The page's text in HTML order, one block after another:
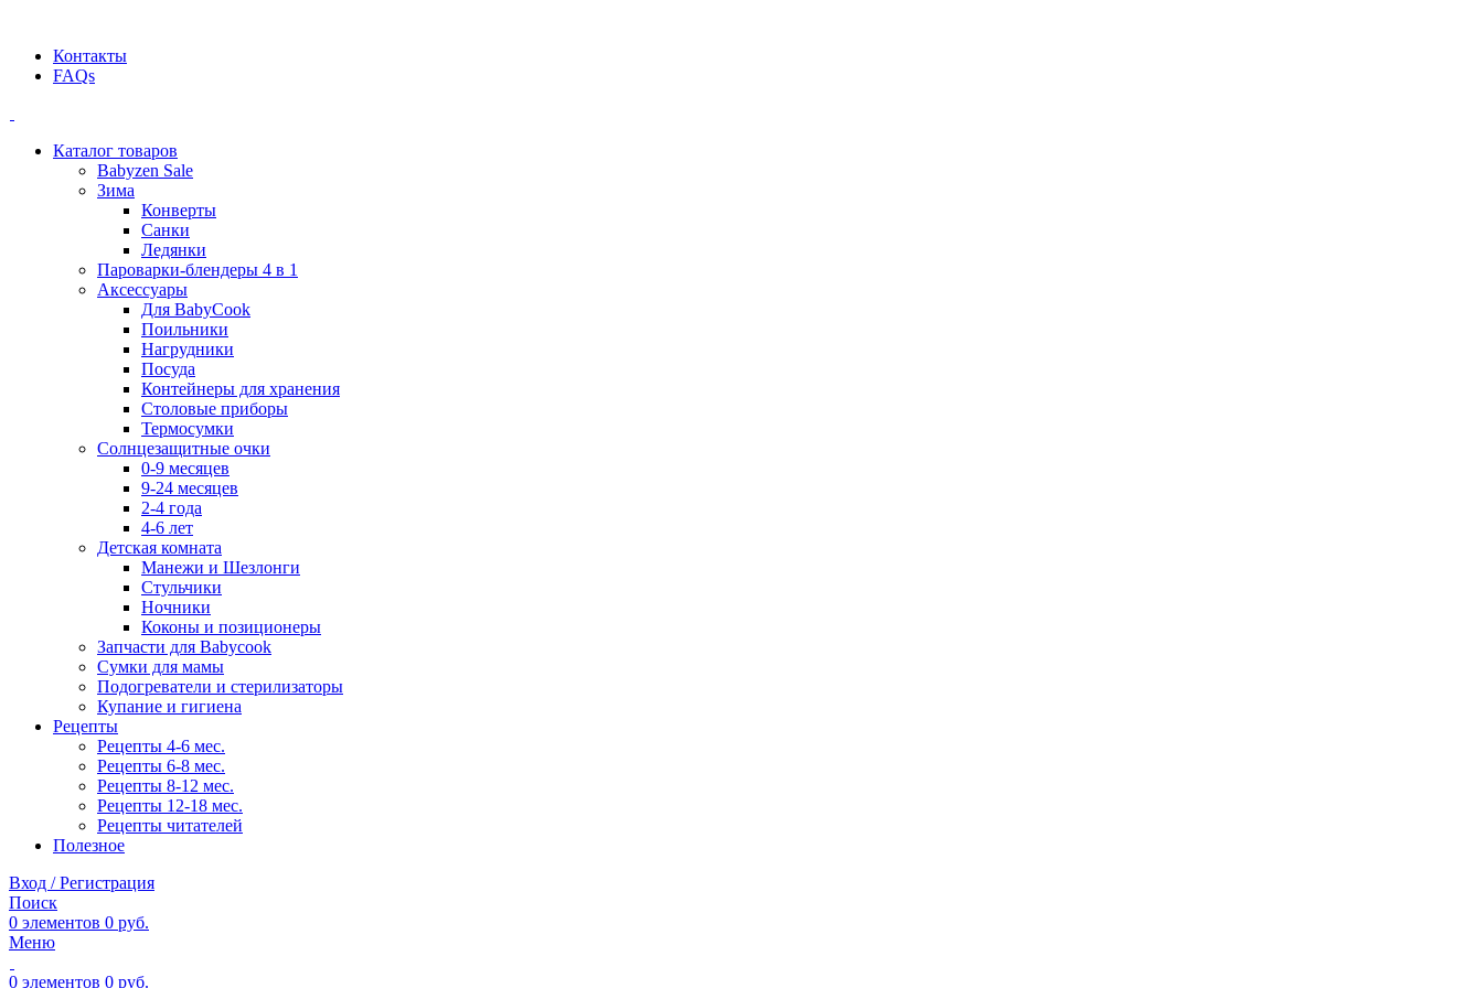
Контакты
FAQs
Каталог товаров
Babyzen Sale
Зима
Конверты
Санки
Ледянки
Пароварки-блендеры 4 в 1
Аксессуары
Для BabyCook
Поильники
Нагрудники
Посуда
Контейнеры для хранения
Столовые приборы
Термосумки
Солнцезащитные очки
0-9 месяцев
9-24 месяцев
2-4 года
4-6 лет
Детская комната
Манежи и Шезлонги
Стульчики
Ночники
Коконы и позиционеры
Запчасти для Babycook
Сумки для мамы
Подогреватели и стерилизаторы
Купание и гигиена
Рецепты
Рецепты 4-6 мес.
Рецепты 6-8 мес.
Рецепты 8-12 мес.
Рецепты 12-18 мес.
Рецепты читателей
Полезное
Вход / Регистрация
Поиск
0 элементов 0 руб.
Меню
0 элементов 0 руб.